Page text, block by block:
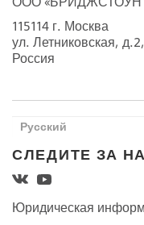
115114 г. Москва
ул. Летниковская,
Россия
СЛЕДИТЕ ЗА
Юридическая